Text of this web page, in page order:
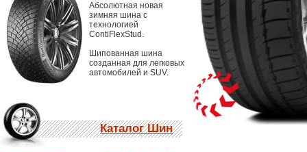
Абсолютная новая
зимняя шина с
технологией
ContiFlexStud.
Шипованная шина
созданная для легковых
автомобилей и SUV.
Каталог Шин